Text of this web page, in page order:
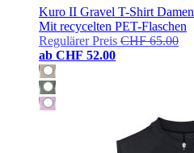
Kuro II Gravel T-Shirt Damen
Mit recycelten PET-Flaschen
Regulärer Preis CHF 65.00
ab CHF 52.00